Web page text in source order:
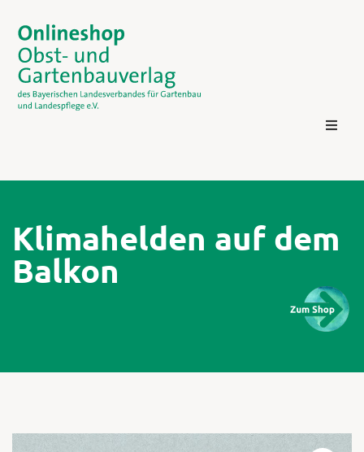
Kontakt
Klimahelden auf dem
Balkon